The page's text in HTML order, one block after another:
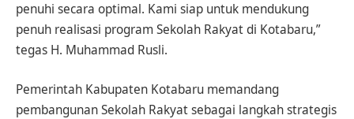
penuhi secara optimal. Kami siap untuk mendukung
penuh realisasi program Sekolah Rakyat di Kotabaru,”
tegas H. Muhammad Rusli.
Pemerintah Kabupaten Kotabaru memandang
pembangunan Sekolah Rakyat sebagai langkah strategis